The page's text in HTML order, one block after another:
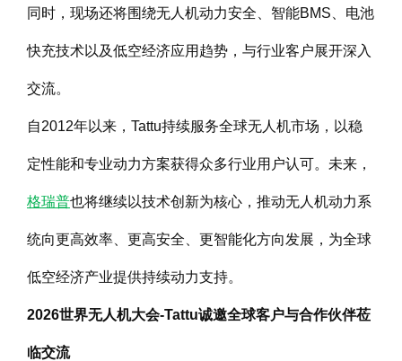
同时，现场还将围绕无人机动力安全、智能BMS、电池
快充技术以及低空经济应用趋势，与行业客户展开深入
交流。
自2012年以来，Tattu持续服务全球无人机市场，以稳
定性能和专业动力方案获得众多行业用户认可。未来，
格瑞普也将继续以技术创新为核心，推动无人机动力系
统向更高效率、更高安全、更智能化方向发展，为全球
低空经济产业提供持续动力支持。
2026世界无人机大会-Tattu诚邀全球客户与合作伙伴莅
临交流